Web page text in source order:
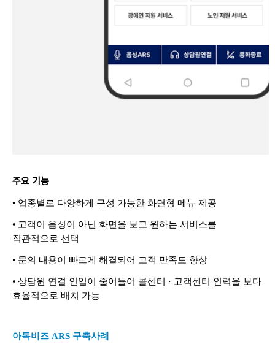
주요 기능
• 업종별로 다양하게 구성 가능한 화면형 메뉴 제공
• 고객이 음성이 아닌 화면을 보고 원하는 서비스를
직관적으로 선택
• 문의 내용이 빠르게 해결되어 고객 만족도 향상
• 상담원 연결 인입이 줄어들어 콜센터 · 고객센터 인력을 보다
효율적으로 배치 가능
아톡비즈 ARS 구축사례